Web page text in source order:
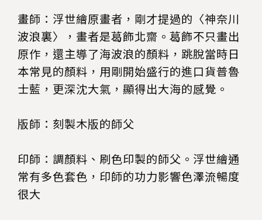
畫師：浮世繪原畫者，剛才提過的〈神奈川
波浪裏〉，畫者是葛飾北齋。葛飾不只畫出
原作，還主導了海波浪的顏料，跳脫當時日
本常見的顏料，用剛開始盛行的進口貨普魯
士藍，更深沈大氣，顯得出大海的感覺。
版師：刻製木版的師父
印師：調顏料、刷色印製的師父。浮世繪通
常有多色套色，印師的功力影響色澤流暢度
很大